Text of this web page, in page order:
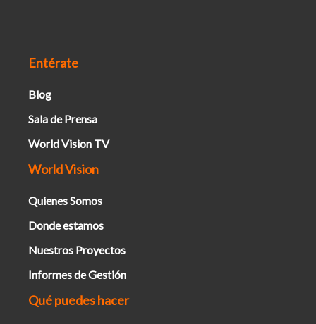
Entérate
Blog
Sala de Prensa
World Vision TV
World Vision
Quienes Somos
Donde estamos
Nuestros Proyectos
Informes de Gestión
Qué puedes hacer